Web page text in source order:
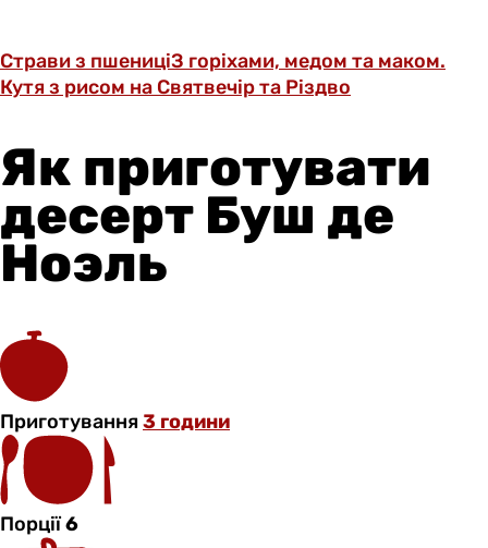
Страви з пшениціЗ горіхами, медом та маком.
Кутя з рисом на Святвечір та Різдво
Як приготувати
десерт Буш де
Ноэль
Приготування3 години
Порції6